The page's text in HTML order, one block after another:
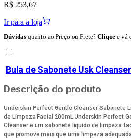
R$ 253,67
Ir para a loja
Dúvidas quanto ao Preço ou Frete? Clique e vá
Bula de Sabonete Usk
Descrição do produto
Underskin Perfect Gentle Cleanser Sabonete
de Limpeza Facial 200mL Underskin Perfect
Cleanser é um sabonete líquido de limpeza
que promove mais que uma limpeza adequada,